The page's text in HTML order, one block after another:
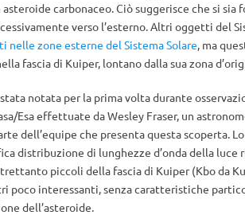
carbonaceo. Ciò suggerisce che si sia
verso l’esterno. Altri oggetti del
zone esterne del Sistema Solare, ma
fascia di Kuiper, lontano dalla sua zona
notata per la prima volta durante
Esa effettuate da Wesley Fraser, un
dell’equipe che presenta questa scoperta. Lo
distribuzione di lunghezze d’onda della luce
piccoli della fascia di Kuiper (Kbo da
poco interessanti, senza caratteristiche
dell’asteroide.